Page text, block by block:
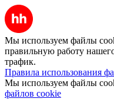
Мы используем файлы
правильную работу
трафик.
Правила использования
Мы используем файлы
файлов cookie